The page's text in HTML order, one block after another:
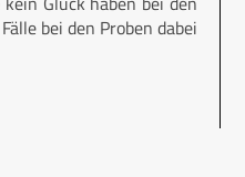
bei den Proben dabei